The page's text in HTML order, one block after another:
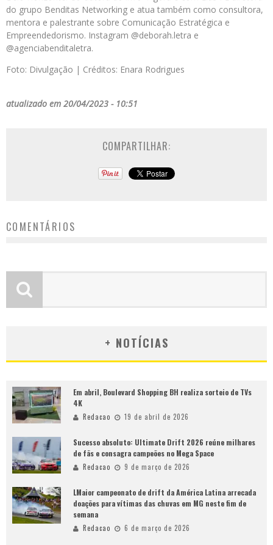
do grupo Benditas Networking e atua também como consultora,
mentora e palestrante sobre Comunicação Estratégica e
Empreendedorismo. Instagram @deborah.letra e
@agenciabenditaletra.
Foto: Divulgação | Créditos: Enara Rodrigues
atualizado em 20/04/2023 - 10:51
COMPARTILHAR:
COMENTÁRIOS
+ NOTÍCIAS
Em abril, Boulevard Shopping BH realiza sorteio de TVs
4K
Redacao 19 de abril de 2026
Sucesso absoluto: Ultimate Drift 2026 reúne milhares
de fãs e consagra campeões no Mega Space
Redacao 9 de março de 2026
LMaior campeonato de drift da América Latina arrecada
doações para vítimas das chuvas em MG neste fim de
semana
Redacao 6 de março de 2026